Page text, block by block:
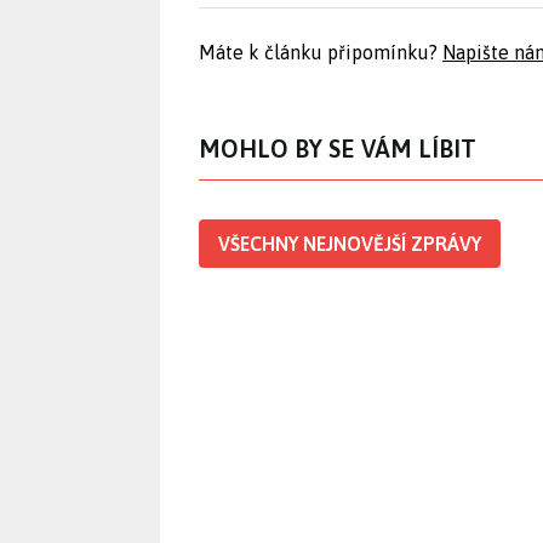
Máte k článku připomínku? Napište
MOHLO BY SE VÁM LÍBIT
VŠECHNY NEJNOVĚJŠÍ ZPRÁVY